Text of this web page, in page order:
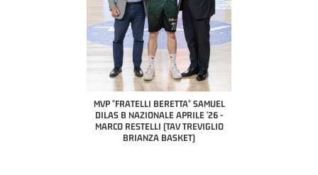
MVP "FRATELLI BERETTA" SAMUEL
DILAS B NAZIONALE APRILE '26 -
MARCO RESTELLI (TAV TREVIGLIO
BRIANZA BASKET)